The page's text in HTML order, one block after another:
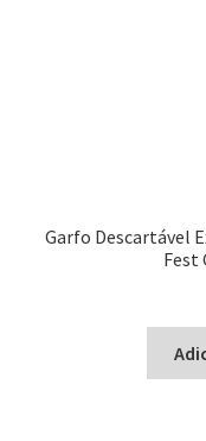
Garfo Descartável
Fest